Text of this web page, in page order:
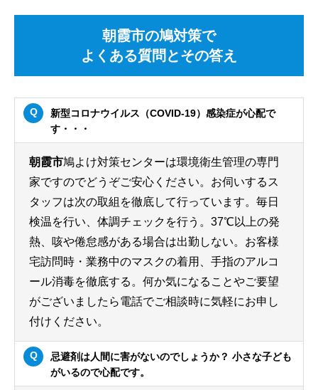
朝霞市の鳩対策で
よくある質問とその答え
新型コロナウイルス（COVID-19）感染症が心配で
す・・・
朝霞市鳩よけ対策センターは環境衛生管理の専門
家ですのでどうぞご安心ください。お伺いするス
タッフは次の取組を徹底して行っています。毎日
検温を行い、体調チェックを行う。37℃以上の発
熱、咳や倦怠感がある場合は出勤しない。お客様
宅訪問時・業務中のマスクの着用、手指のアルコ
ール消毒を徹底する。何か気になることやご要望
がございましたら電話でご相談時に気軽にお申し
付けください。
忌避剤は人間に害がないのでしょうか？ 小さな子ども
がいるので心配です。